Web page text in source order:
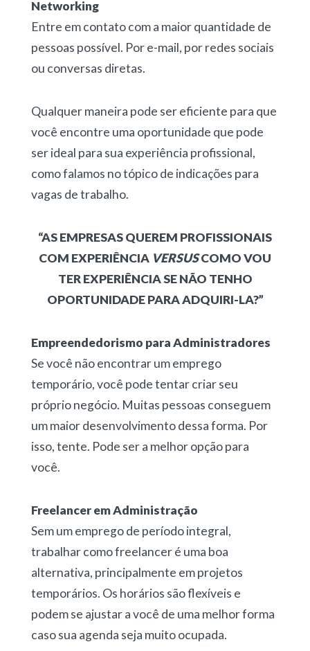
Networking
Entre em contato com a maior quantidade de
pessoas possível. Por e-mail, por redes sociais
ou conversas diretas.
Qualquer maneira pode ser eficiente para que
você encontre uma oportunidade que pode
ser ideal para sua experiência profissional,
como falamos no tópico de indicações para
vagas de trabalho.
“AS EMPRESAS QUEREM PROFISSIONAIS
COM EXPERIÊNCIA VERSUSCOMO VOU
TER EXPERIÊNCIA SE NÃO TENHO
OPORTUNIDADE PARA ADQUIRI-LA?”
Empreendedorismo para Administradores
Se você não encontrar um emprego
temporário, você pode tentar criar seu
próprio negócio. Muitas pessoas conseguem
um maior desenvolvimento dessa forma. Por
isso, tente. Pode ser a melhor opção para
você.
Freelancer em Administração
Sem um emprego de período integral,
trabalhar como freelancer é uma boa
alternativa, principalmente em projetos
temporários. Os horários são flexíveis e
podem se ajustar a você de uma melhor forma
caso sua agenda seja muito ocupada.